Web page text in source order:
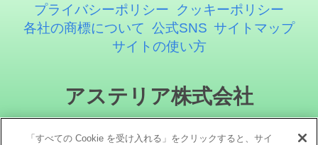
プライバシーポリシー
クッキーポリシー
各社の商標について 公式SNS サイトマップ
サイトの使い方
アステリア株式会社
「すべての Cookie を受け入れる」をクリックすると、サイ